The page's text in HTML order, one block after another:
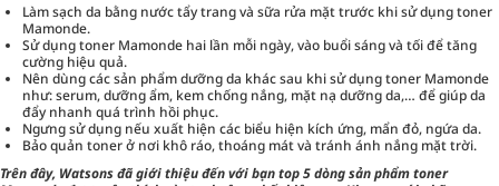
Làm sạch da bằng nước tẩy trang và sữa rửa mặt trước khi sử dụng toner
Mamonde.
Sử dụng toner Mamonde hai lần mỗi ngày, vào buổi sáng và tối để tăng
cường hiệu quả.
Nên dùng các sản phẩm dưỡng da khác sau khi sử dụng toner Mamonde
như: serum, dưỡng ẩm, kem chống nắng, mặt nạ dưỡng da,… để giúp da
đẩy nhanh quá trình hồi phục.
Ngưng sử dụng nếu xuất hiện các biểu hiện kích ứng, mẩn đỏ, ngứa da.
Bảo quản toner ở nơi khô ráo, thoáng mát và tránh ánh nắng mặt trời.
Trên đây, Watsonsđã giới thiệu đến với bạn top 5 dòng sản phẩm toner